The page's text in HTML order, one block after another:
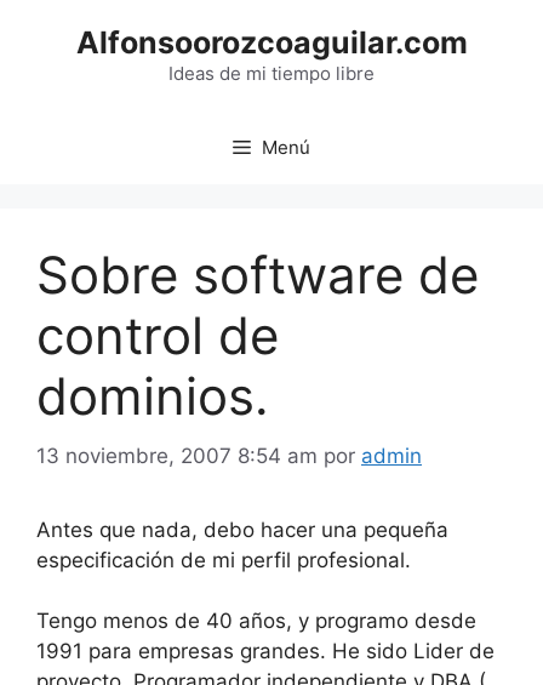
Alfonsoorozcoaguilar.com
Ideas de mi tiempo libre
Menú
Sobre software de
control de
dominios.
13 noviembre, 2007 8:54 am por admin
Antes que nada, debo hacer una pequeña
especificación de mi perfil profesional.
Tengo menos de 40 años, y programo desde
1991 para empresas grandes. He sido Lider de